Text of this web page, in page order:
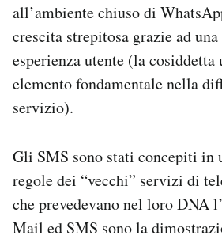
all’ambiente chiuso di
crescita strepitosa grazie ad
esperienza utente (la cosiddetta
elemento fondamentale nella
servizio).
Gli SMS sono stati concepiti in
regole dei “vecchi” servizi di
che prevedevano nel loro DNA
Mail ed SMS sono la